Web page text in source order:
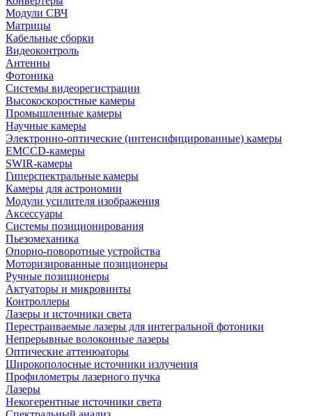
Модули СВЧ
Матрицы
Кабельные сборки
Видеоконтроль
Антенны
Фотоника
Cистемы видеорегистрации
Высокоскоростные камеры
Промышленные камеры
Научные камеры
Электронно-оптические (интенсифицированные) камеры
EMCCD-камеры
SWIR-камеры
Гиперспектральные камеры
Камеры для астрономии
Модули усилителя изображения
Аксессуары
Системы позиционирования
Пьезомеханика
Опорно-поворотные устройства
Моторизированные позиционеры
Ручные позиционеры
Актуаторы и микровинты
Контроллеры
Лазеры и источники света
Перестраиваемые лазеры для интегральной фотоники
Непрерывные волоконные лазеры
Оптические аттенюаторы
Широкополосные источники излучения
Профилометры лазерного пучка
Лазеры
Некогерентные источники света